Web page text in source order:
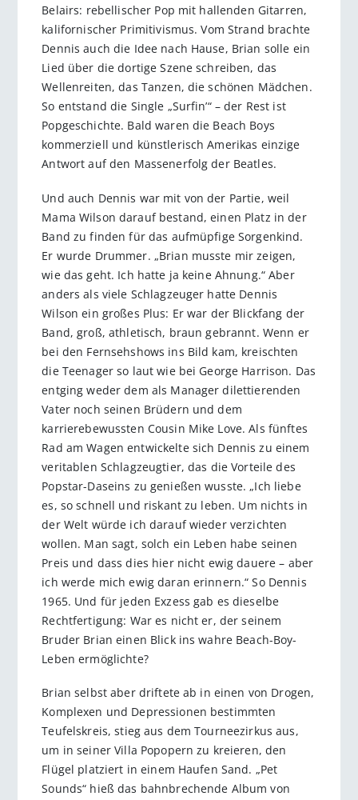
Belairs: rebellischer Pop mit hallenden Gitarren,
kalifornischer Primitivismus. Vom Strand brachte
Dennis auch die Idee nach Hause, Brian solle ein
Lied über die dortige Szene schreiben, das
Wellenreiten, das Tanzen, die schönen Mädchen.
So entstand die Single „Surfin’“ – der Rest ist
Popgeschichte. Bald waren die Beach Boys
kommerziell und künstlerisch Amerikas einzige
Antwort auf den Massenerfolg der Beatles.
Und auch Dennis war mit von der Partie, weil
Mama Wilson darauf bestand, einen Platz in der
Band zu finden für das aufmüpfige Sorgenkind.
Er wurde Drummer. „Brian musste mir zeigen,
wie das geht. Ich hatte ja keine Ahnung.“ Aber
anders als viele Schlagzeuger hatte Dennis
Wilson ein großes Plus: Er war der Blickfang der
Band, groß, athletisch, braun gebrannt. Wenn er
bei den Fernsehshows ins Bild kam, kreischten
die Teenager so laut wie bei George Harrison. Das
entging weder dem als Manager dilettierenden
Vater noch seinen Brüdern und dem
karrierebewussten Cousin Mike Love. Als fünftes
Rad am Wagen entwickelte sich Dennis zu einem
veritablen Schlagzeugtier, das die Vorteile des
Popstar-Daseins zu genießen wusste. „Ich liebe
es, so schnell und riskant zu leben. Um nichts in
der Welt würde ich darauf wieder verzichten
wollen. Man sagt, solch ein Leben habe seinen
Preis und dass dies hier nicht ewig dauere – aber
ich werde mich ewig daran erinnern.“ So Dennis
1965. Und für jeden Exzess gab es dieselbe
Rechtfertigung: War es nicht er, der seinem
Bruder Brian einen Blick ins wahre Beach-Boy-
Leben ermöglichte?
Brian selbst aber driftete ab in einen von Drogen,
Komplexen und Depressionen bestimmten
Teufelskreis, stieg aus dem Tourneezirkus aus,
um in seiner Villa Popopern zu kreieren, den
Flügel platziert in einem Haufen Sand. „Pet
Sounds“ hieß das bahnbrechende Album von